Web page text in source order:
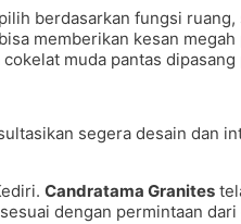
berdasarkan fungsi
memberikan kesan
muda pantas dipasang
segera desain
Candratama Granites
dengan permintaan